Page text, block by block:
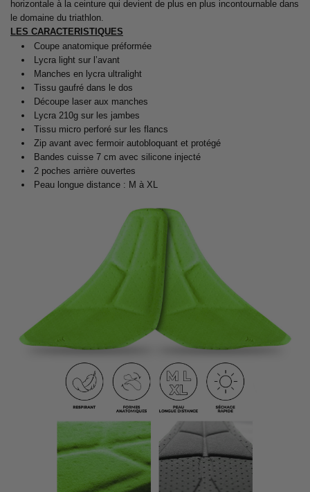
horizontale à la ceinture qui devient de plus en plus incontournable dans
le domaine du triathlon.
LES CARACTERISTIQUES
Coupe anatomique préformée
Lycra light sur l’avant
Manches en lycra ultralight
Tissu gaufré dans le dos
Découpe laser aux manches
Lycra 210g sur les jambes
Tissu micro perforé sur les flancs
Zip avant avec fermoir autobloquant et protégé
Bandes cuisse 7 cm avec silicone injecté
2 poches arrière ouvertes
Peau longue distance : M à XL